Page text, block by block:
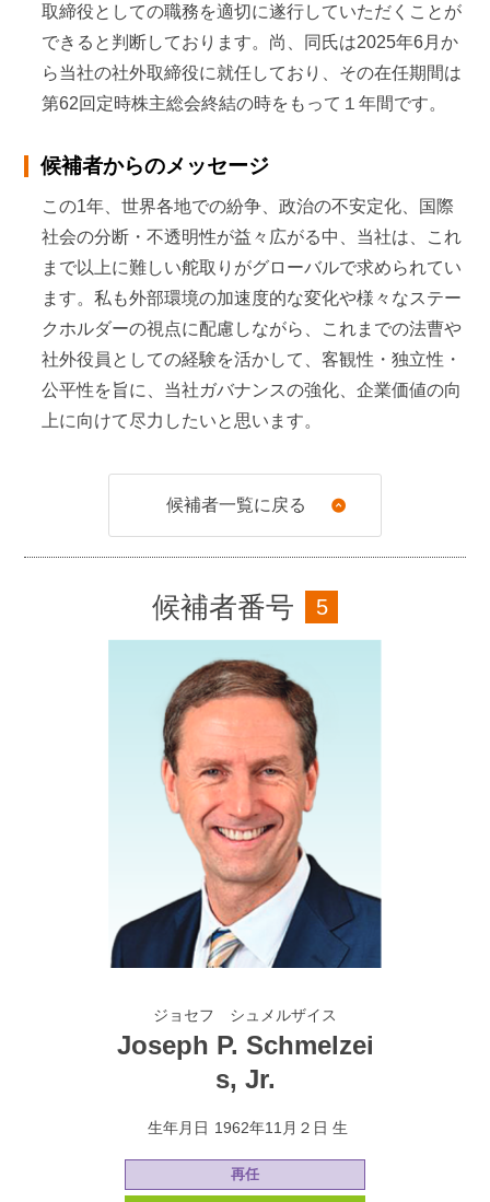
2016年 3月
ニッセイアセットマネジメント㈱社外監査役
三菱ケミカルグループ㈱社外取締役（2026年6月退任
予定）
2025年 6月
SMBC日興証券㈱社外取締役（現任）
2025年
当社社外取締役（現任）
取締役としての職務を適切に遂行していただくことが
できると判断しております。尚、同氏は2025年6月か
ら当社の社外取締役に就任しており、その在任期間は
第62回定時株主総会終結の時をもって１年間です。
候補者からのメッセージ
この1年、世界各地での紛争、政治の不安定化、国際
社会の分断・不透明性が益々広がる中、当社は、これ
まで以上に難しい舵取りがグローバルで求められてい
ます。私も外部環境の加速度的な変化や様々なステー
クホルダーの視点に配慮しながら、これまでの法曹や
社外役員としての経験を活かして、客観性・独立性・
公平性を旨に、当社ガバナンスの強化、企業価値の向
上に向けて尽力したいと思います。
候補者一覧に戻る
候補者番号 5
ジョセフ　シュメルザイス
Joseph P. Schmelzei
s, Jr.
生年月日 1962年11月２日 生
再任